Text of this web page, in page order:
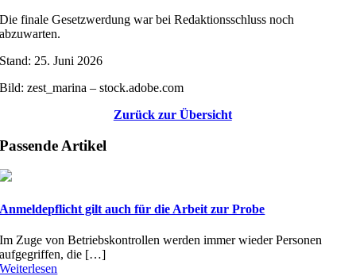
Die finale Gesetzwerdung war bei Redaktionsschluss noch
abzuwarten.
Stand: 25. Juni 2026
Bild: zest_marina – stock.adobe.com
Zurück zur Übersicht
Passende Artikel
Anmeldepflicht gilt auch für die Arbeit zur Probe
Im Zuge von Betriebskontrollen werden immer wieder Personen
aufgegriffen, die […]
Weiterlesen